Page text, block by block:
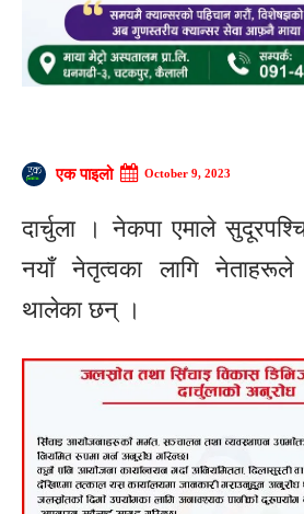
एक पाइलो October 9, 2023
दार्चुला । नेकपा एमाले
नयाँ नेतृत्वका लागि नेताहरूले
थालेका छन् ।